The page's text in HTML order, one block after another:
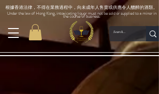
根據香港法律，不得在業務過程中，向未成年人售賣或供應令人醺醉的酒類。
Under the law of Hong Kong, intoxicating liquor must not be sold or supplied to a minor in
the course of business.